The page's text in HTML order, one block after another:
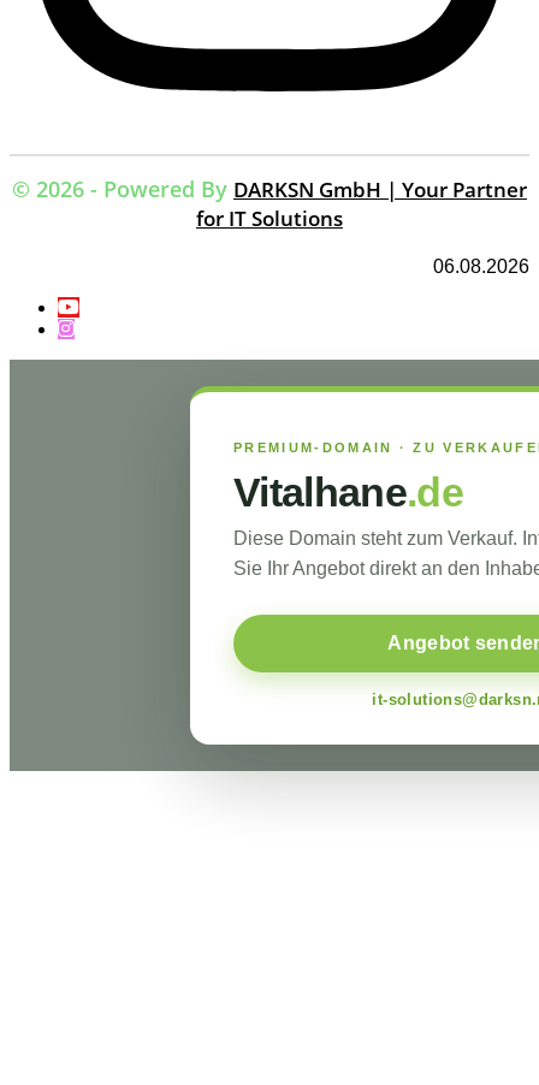
© 2026 - Powered By DARKSN GmbH | Your Partner
for IT Solutions
06.08.2026
PREMIUM-DOMAIN · ZU
Vitalhane.de
Diese Domain steht zum Verkauf.
Sie Ihr Angebot direkt an den
Angebot
it-